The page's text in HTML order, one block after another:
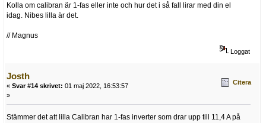
Kolla om calibran är 1-fas eller inte och hur det i så fall lirar med din el
idag. Nibes lilla är det.
// Magnus
Loggat
Josth
« Svar #14 skrivet: 01 maj 2022, 16:53:57
»
Citera
Stämmer det att lilla Calibran har 1-fas inverter som drar upp till 11,4 A på